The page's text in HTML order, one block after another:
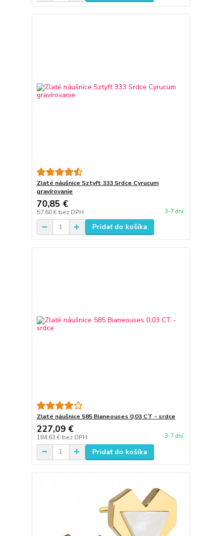
Zlaté náušnice Sztyft 333 Srdce Cyrucum
gravírovanie
70,85 €
57,60 € bez DPH 3-7 dní
Pridať do košíka
Zlaté náušnice 585 Bianeouses 0,03 CT - srdce
227,09 €
184,63 € bez DPH 3-7 dní
Pridať do košíka